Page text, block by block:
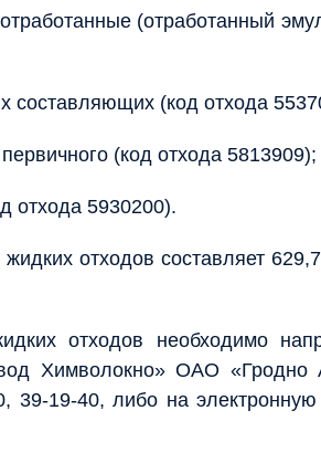
(отработанный
составляющих (код отхода
(код отхода 5813909);
отхода 5930200).
отходов составляет
отходов необходимо
Химволокно» ОАО «Гродно
39-19-40, либо на электронную